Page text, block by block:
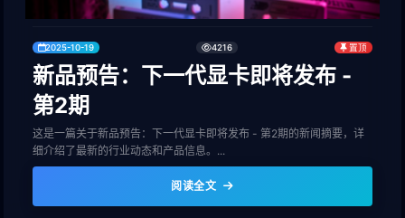
2025-10-19 4216 置顶
新品预告：下一代显卡即将发布 -
第2期
这是一篇关于新品预告：下一代显卡即将发布 - 第2期的新闻摘要，详
细介绍了最新的行业动态和产品信息。...
阅读全文